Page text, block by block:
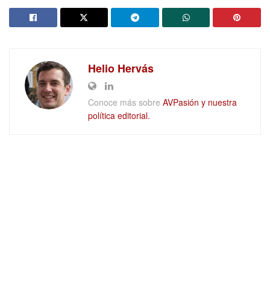
Helio Hervás
Conoce más sobre AVPasión y nuestra
política editorial.